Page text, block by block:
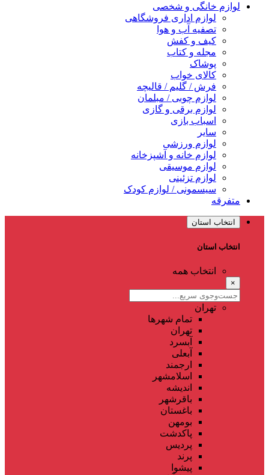
لوازم خانگی و شخصی
لوازم اداری فروشگاهی
تصفیه آب و هوا
کیف و کفش
مجله و کتاب
پوشاک
کالای خواب
فرش / گلیم / قالیچه
لوازم چوبی / مبلمان
لوازم برقی و گازی
اسباب بازی
سایر
لوازم ورزشی
لوازم خانه و آشپزخانه
لوازم موسیقی
لوازم تزئینی
سیسمونی / لوازم کودک
متفرقه
انتخاب استان
انتخاب استان
انتخاب همه
×
تهران
تمام شهر‌ها
تهران
آبسرد
آبعلی
ارجمند
اسلامشهر
اندیشه
باقرشهر
باغستان
بومهن
پاکدشت
پردیس
پرند
پیشوا